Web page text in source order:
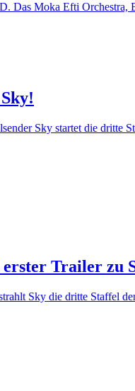
Das Moka Efti Orchestra,
Sky startet die dritte
Trailer zu
Sky die dritte Staffel